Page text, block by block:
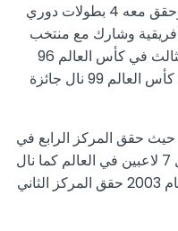
لعب في بداياته مع الزمالك المصري وحقق معه 4 بطولات دوري
الكأس و4 بطولات أفريقية وشارك مع منتخب
الشباب المصري وحقق معه المركز الثالث في كأس العالم 96
واختير أفضل لاعب في العالم، أما في كأس العالم 99 نال جائزة
حيث حقق المركز الرابع في
بطولة العالم 2001 واختير ضمن أفضل 7 لاعبين في العالم كما نال
جائزة أفضل لاعب سنتر هاف وفي العام 2003 حقق المركز الثاني